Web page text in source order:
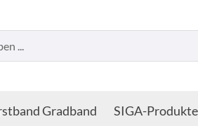
Gradband SIGA-